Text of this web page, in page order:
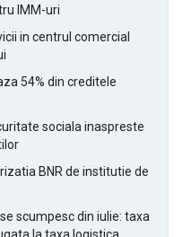
IMM-uri
in centrul comercial
54% din creditele
sociala inaspreste
BNR de institutie de
scumpesc din iulie: taxa